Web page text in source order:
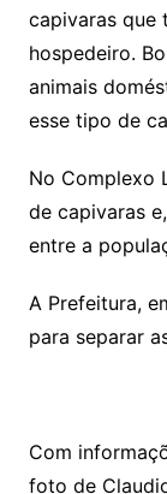
capivaras que
hospedeiro.
animais
esse tipo de
No Complexo
de capivaras
entre a
A Prefeitura,
para separar
Com
foto de